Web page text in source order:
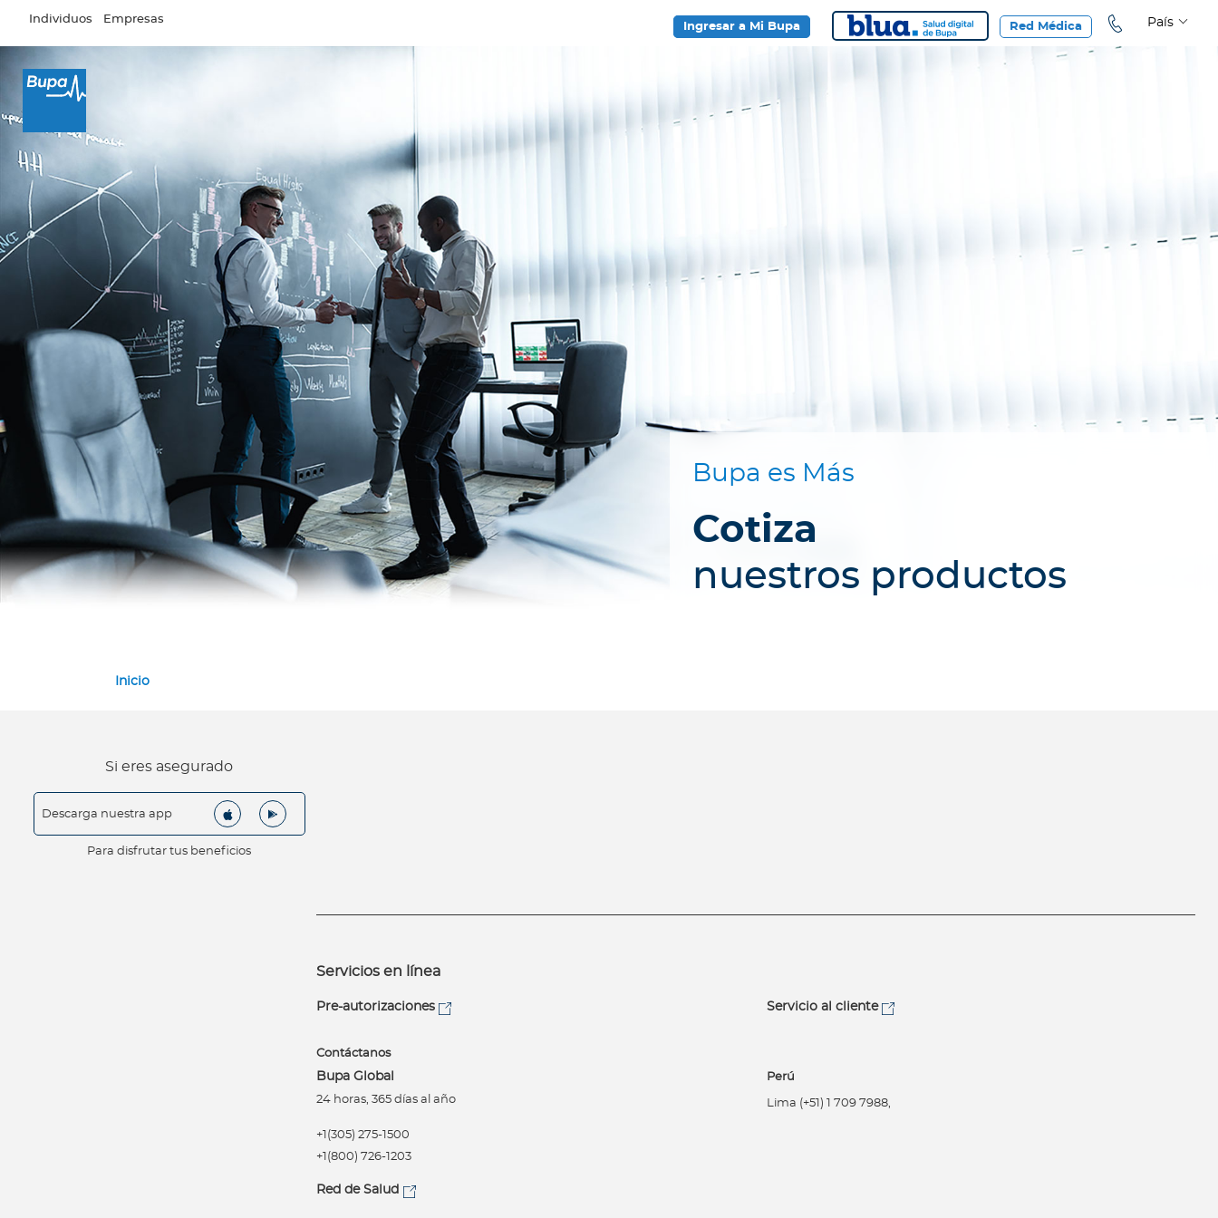
Individuos Empresas País
Ingresar a Mi Bupa Red Médica
Para Clientes
Para Agentes
Red de Salud
Contáctanos
Bupa es Más
Cotiza
nuestros productos
Inicio
Si eres asegurado
Descarga nuestra app
Para disfrutar tus beneficios
Servicios en línea
Pre-autorizaciones Servicio al cliente
Contáctanos
Bupa Global
24 horas, 365 días al año
+1(305) 275-1500
+1(800) 726-1203
Perú
Lima (+51) 1 709 7988,
Red de Salud